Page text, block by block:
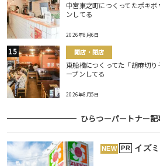
中宮東之町につくってたポキ
ンしてる
2026年8月6日
開店・閉店
東船橋につくってた「胡麻切
ープンしてる
2026年8月5日
ひらつーパートナー
NEW PR イズ